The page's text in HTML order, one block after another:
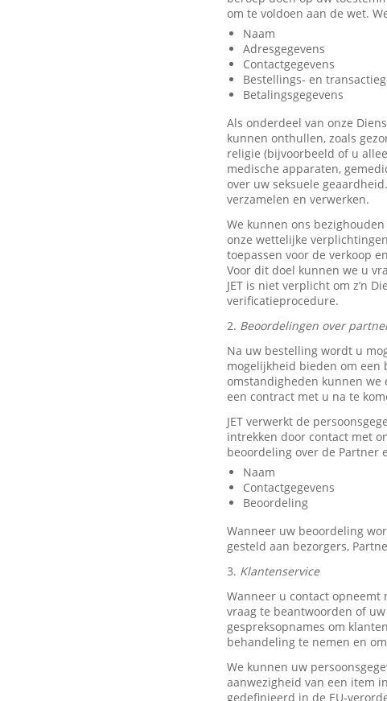
om te voldoen aan de wet.
Naam
Adresgegevens
Contactgegevens
Bestellings- en
Betalingsgegevens
Als onderdeel van onze
kunnen onthullen, zoals
religie (bijvoorbeeld of u
medische apparaten,
over uw seksuele
verzamelen en verwerken.
We kunnen ons
onze wettelijke
toepassen voor de verkoop
Voor dit doel kunnen we u
JET is niet verplicht om z’n
verificatieprocedure.
2. Beoordelingen over
Na uw bestelling wordt u
mogelijkheid bieden om een
omstandigheden kunnen we
een contract met u na te
JET verwerkt de
intrekken door contact met
beoordeling over de Partner
Naam
Contactgegevens
Beoordeling
Wanneer uw beoordeling
gesteld aan bezorgers,
3. Klantenservice
Wanneer u contact opneemt
vraag te beantwoorden of
gespreksopnames om
behandeling te nemen en
We kunnen uw
aanwezigheid van een item
gedefinieerd in de EU-